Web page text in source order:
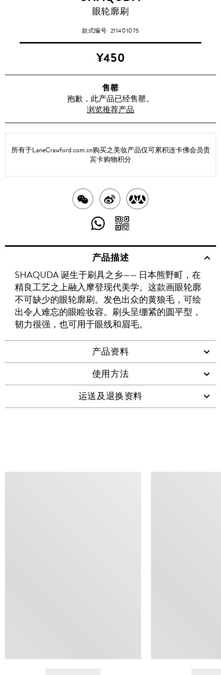
眼轮廓刷
款式编号 211401075
¥450
售罄
抱歉，此产品已经售罄。
浏览推荐产品
所有于LaneCrawford.com.cn购买之美妆产品仅可累积连卡佛会员贵
宾卡购物积分
分
享
WECHAT
分
享
WEIBO
分
分
享
至
WHATSAPP
享
维
码
产品描述
SHAQUDA 诞生于刷具之乡—— 日本熊野町，在
精良工艺之上融入摩登现代美学。这款画眼轮廓
不可缺少的眼轮廓刷。发色出众的黄狼毛，可绘
出令人难忘的眼睑妆容。刷头呈绷紧的圆平型，
韧力很强，也可用于眼线和眉毛。
产品资料
使用方法
运送及退换资料